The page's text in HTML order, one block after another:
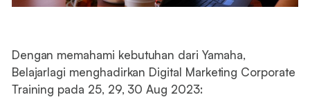
Dengan memahami kebutuhan dari Yamaha,
Belajarlagi menghadirkan Digital Marketing Corporate
Training pada 25, 29, 30 Aug 2023: